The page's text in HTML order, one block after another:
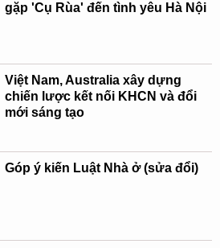
gặp 'Cụ Rùa' đến tình yêu Hà Nội
Việt Nam, Australia xây dựng
chiến lược kết nối KHCN và đổi
mới sáng tạo
Góp ý kiến Luật Nhà ở (sửa đổi)